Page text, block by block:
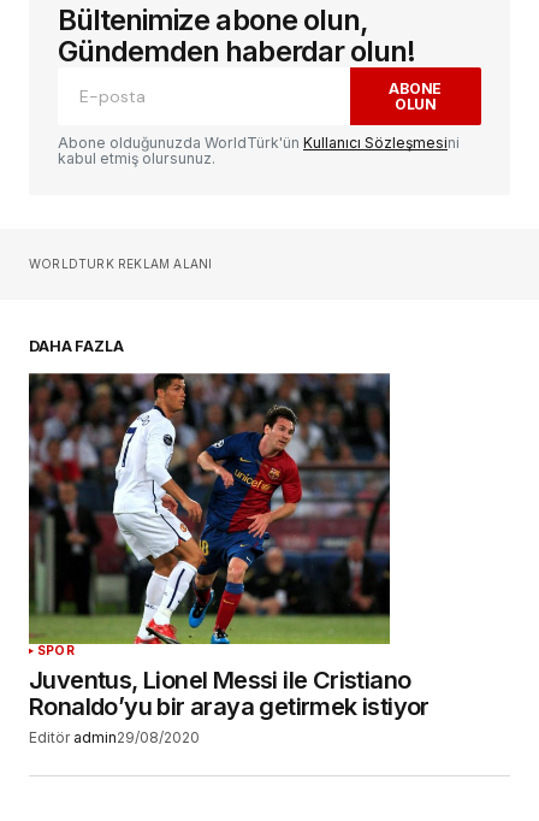
E-posta adresiniz yayınlanmayacak.
alanlar*ile işaretlenmişlerdir
Yorum
Sizin adınız*
Daha sonraki yorumlarımda kullanılması için
adım, e-posta adresim ve site adresim bu
tarayıcıya kaydedilsin.
YORUM GÖNDER
Bültenimize abone olun,
Gündemden haberdar olun!
ABONE
OLUN
Abone olduğunuzda WorldTürk'ün Kullanıcı Sözleşmesini
kabul etmiş olursunuz.
WORLDTURK REKLAM ALANI
DAHA FAZLA
SPOR
Juventus, Lionel Messi ile Cristiano
Ronaldo’yu bir araya getirmek istiyor
Editör admin29/08/2020